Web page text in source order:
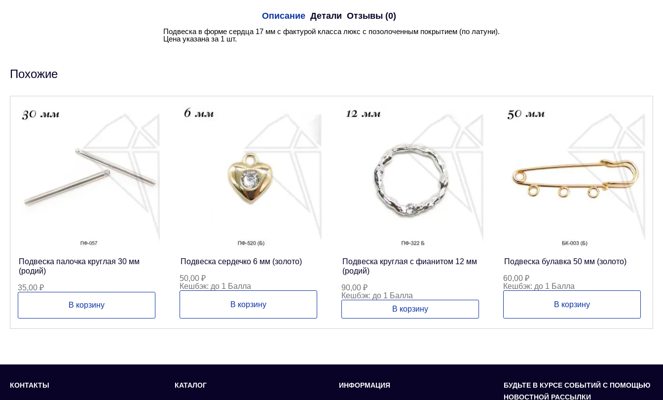
Описание Детали Отзывы (0)
Подвеска в форме сердца 17 мм с фактурой класса люкс с позолоченным покрытием (по латуни).
Цена указана за 1 шт.
Похожие
Подвеска палочка круглая 30 мм
(родий)
35,00 ₽
В корзину
Подвеска сердечко 6 мм (золото)
50,00 ₽
Кешбэк: до 1 Балла
В корзину
Подвеска круглая с фианитом 12 мм
(родий)
90,00 ₽
Кешбэк: до 1 Балла
В корзину
Подвеска булавка 50 мм (золото)
60,00 ₽
Кешбэк: до 1 Балла
В корзину
КОНТАКТЫ КАТАЛОГ ИНФОРМАЦИЯ
БУДЬТЕ В КУРСЕ СОБЫТИЙ С ПОМОЩЬЮ
НОВОСТНОЙ РАССЫЛКИ